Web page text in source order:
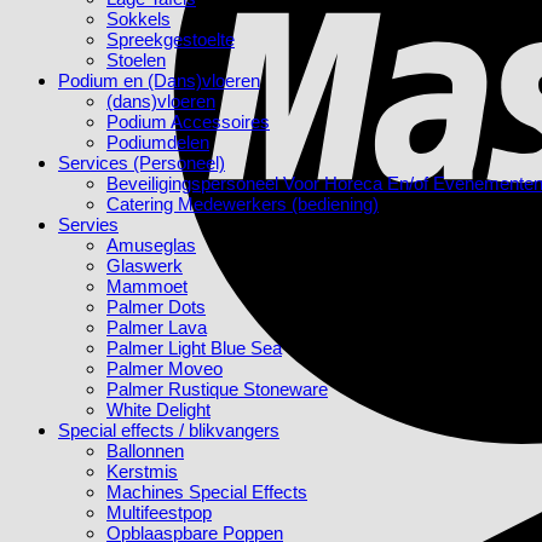
Sokkels
Spreekgestoelte
Stoelen
Podium en (Dans)vloeren
(dans)vloeren
Podium Accessoires
Podiumdelen
Services (Personeel)
Beveiligingspersoneel Voor Horeca En/of Evenementen
Catering Medewerkers (bediening)
Servies
Amuseglas
Glaswerk
Mammoet
Palmer Dots
Palmer Lava
Palmer Light Blue Sea
Palmer Moveo
Palmer Rustique Stoneware
White Delight
Special effects / blikvangers
Ballonnen
Kerstmis
Machines Special Effects
Multifeestpop
Opblaaspbare Poppen